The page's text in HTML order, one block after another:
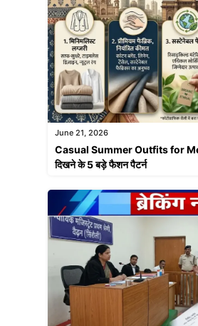
June 21, 2026
Casual Summer Outfits for
दिखने के 5 बड़े फैशन पैटर्न